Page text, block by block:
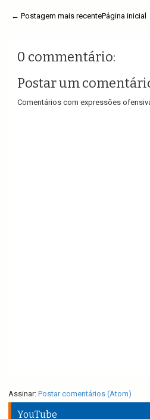
← Postagem mais recentePágina inicial
0 commentário:
Postar um
Comentários com expressões
Assinar: Postar comentários (Atom)
YouTube